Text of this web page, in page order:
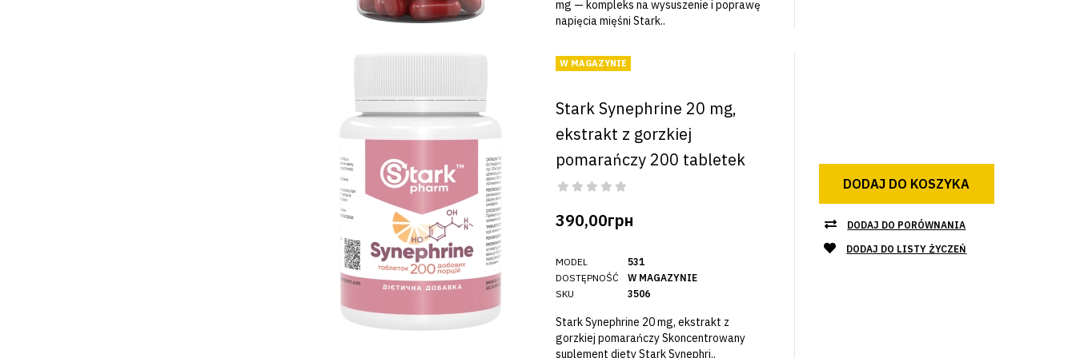
mg — kompleks na wysuszenie i poprawę
napięcia mięśni Stark..
W MAGAZYNIE
Stark Synephrine 20 mg,
ekstrakt z gorzkiej
pomarańczy 200 tabletek
390,00грн
MODEL
DOSTĘPNOŚĆ
SKU
531
W MAGAZYNIE
3506
Stark Synephrine 20 mg, ekstrakt z
gorzkiej pomarańczy Skoncentrowany
suplement diety Stark Synephri..
DODAJ DO KOSZYKA
DODAJ DO PORÓWNANIA
DODAJ DO LISTY ŻYCZEŃ